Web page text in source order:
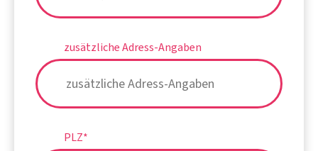
zusätzliche Adress-Angaben
PLZ*